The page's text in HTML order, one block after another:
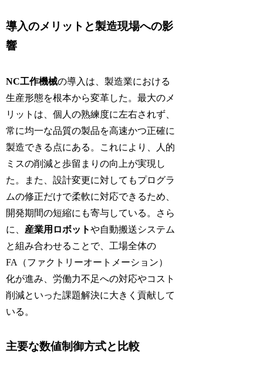
導入のメリットと製造現場への影
響
NC工作機械の導入は、製造業における
生産形態を根本から変革した。最大のメ
リットは、個人の熟練度に左右されず、
常に均一な品質の製品を高速かつ正確に
製造できる点にある。これにより、人的
ミスの削減と歩留まりの向上が実現し
た。また、設計変更に対してもプログラ
ムの修正だけで柔軟に対応できるため、
開発期間の短縮にも寄与している。さら
に、 産業用ロボットや自動搬送システム
と組み合わせることで、工場全体の
FA（ファクトリーオートメーション）
化が進み、労働力不足への対応やコスト
削減といった課題解決に大きく貢献して
いる。
主要な数値制御方式と比較